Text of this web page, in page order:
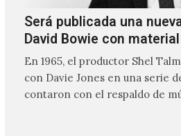
Será publicada una
David Bowie con
En 1965, el productor Shel
con Davie Jones en una serie
contaron con el respaldo de